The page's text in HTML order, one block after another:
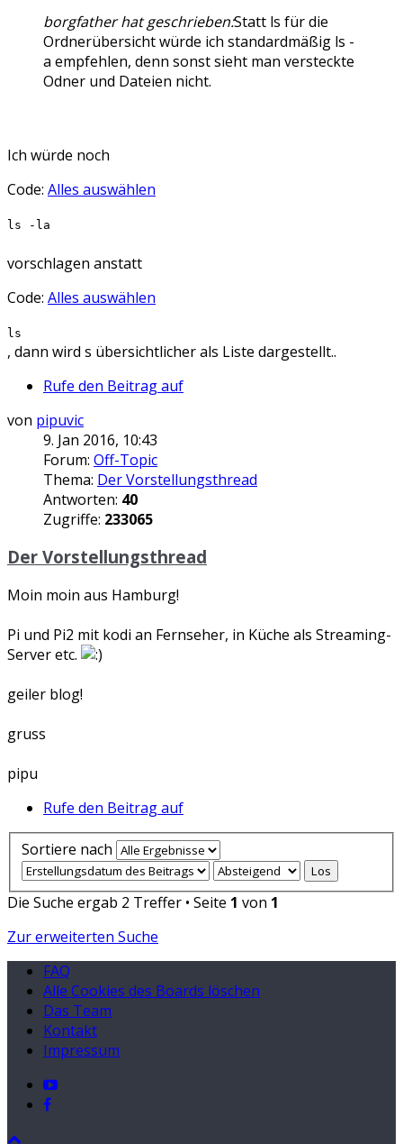
borgfather hat geschrieben:Statt ls für die
Ordnerübersicht würde ich standardmäßig ls -
a empfehlen, denn sonst sieht man versteckte
Odner und Dateien nicht.
Ich würde noch
Code: Alles auswählen
ls -la
vorschlagen anstatt
Code: Alles auswählen
ls
, dann wird s übersichtlicher als Liste dargestellt..
Rufe den Beitrag auf
von pipuvic
9. Jan 2016, 10:43
Forum: Off-Topic
Thema: Der Vorstellungsthread
Antworten: 40
Zugriffe: 233065
Der Vorstellungsthread
Moin moin aus Hamburg!
Pi und Pi2 mit kodi an Fernseher, in Küche als Streaming-
Server etc.
geiler blog!
gruss
pipu
Rufe den Beitrag auf
Sortiere nach
Die Suche ergab 2 Treffer • Seite 1 von 1
Zur erweiterten Suche
FAQ
Alle Cookies des Boards löschen
Das Team
Kontakt
Impressum